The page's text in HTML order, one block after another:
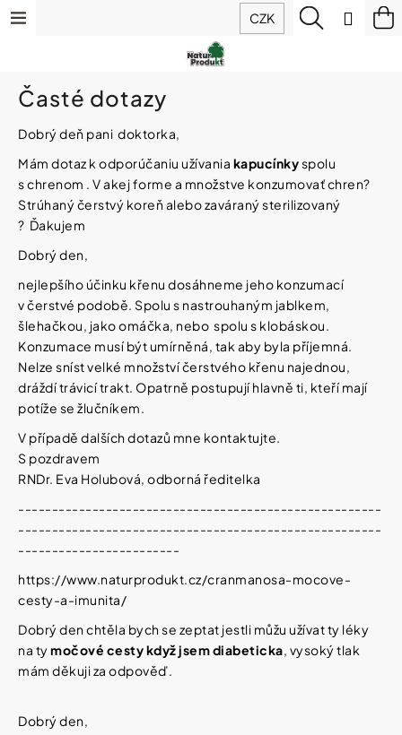
Přejít
na
Doplňky
Hořčík
IQ
Mag
(magnesium)
Sirupy
z
ovoce
a
bylin
Potraviny
Kosmetika
Kosmetické
Zdravotnické
Péče
o
děti
CZK Hledat
Menu
Časté dotazy
Dobrý deň pani doktorka,
Mám dotaz k odporúčaniu užívania kapucínkyspolu
s chrenom . V akej forme a množstve konzumovať chren?
Strúhaný čerstvý koreň alebo zaváraný sterilizovaný
? Ďakujem
Dobrý den,
nejlepšího účinku křenu dosáhneme jeho konzumací
v čerstvé podobě. Spolu s nastrouhaným jablkem,
šlehačkou, jako omáčka, nebo spolu s klobáskou.
Konzumace musí být umírněná, tak aby byla příjemná.
Nelze sníst velké množství čerstvého křenu najednou,
dráždí trávicí trakt. Opatrně postupují hlavně ti, kteří mají
potíže se žlučníkem.
V případě dalších dotazů mne kontaktujte.
S pozdravem
RNDr. Eva Holubová, odborná ředitelka
------------------------------------------------------
------------------------------------------------------
------------------------
https://www.naturprodukt.cz/cranmanosa-mocove-
cesty-a-imunita/
Dobrý den chtěla bych se zeptat jestli můžu užívat ty léky
na tymočové cesty když jsem diabeticka, vysoký tlak
mám děkuji za odpověď.
Dobrý den,
K
o
C
o
p
t
ř
e
b
u
e
t
e
n
a
j
í
t
?
o
p
o
č